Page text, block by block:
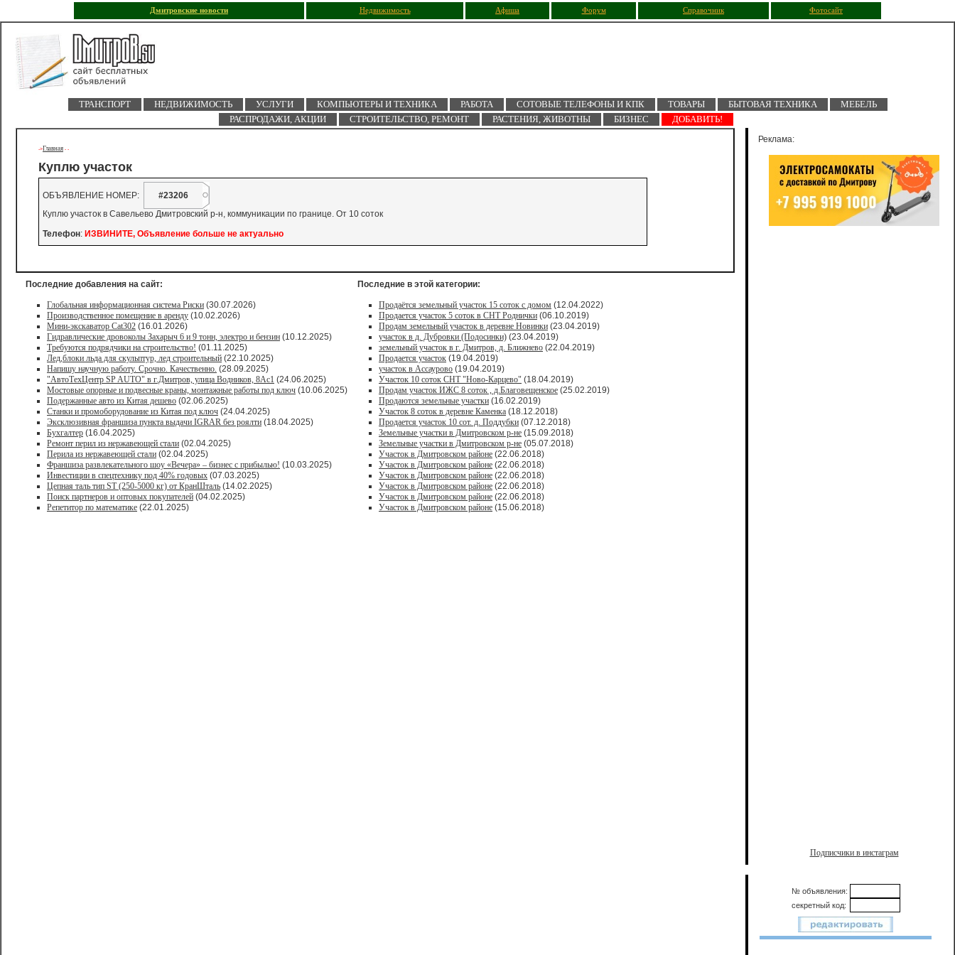
Дмитровские новости Недвижимость Афиша Форум Справочник Фотосайт
ТРАНСПОРТ НЕДВИЖИМОСТЬ УСЛУГИ КОМПЬЮТЕРЫ И ТЕХНИКА РАБОТА СОТОВЫЕ ТЕЛЕФОНЫ И КПК ТОВАРЫ БЫТОВАЯ ТЕХНИКА
МЕБЕЛЬ
РАСПРОДАЖИ, АКЦИИ
СТРОИТЕЛЬСТВО, РЕМОНТ РАСТЕНИЯ, ЖИВОТНЫ БИЗНЕС ДОБАВИТЬ!
->Главная - -
Куплю участок
ОБЪЯВЛЕНИЕ НОМЕР:
#23206
Куплю участок в Савельево Дмитровский р-н, коммуникации по границе. От 10 соток
Телефон: ИЗВИНИТЕ, Объявление больше не актуально
Последние добавления на сайт:
Глобальная информационная система Риски (30.07.2026)
Производственное помещение в аренду (10.02.2026)
Мини-экскаватор Cat302 (16.01.2026)
Гидравлические дровоколы Захарыч 6 и 9 тонн, электро и бензин (10.12.2025)
Требуются подрядчики на строительство! (01.11.2025)
Лед,блоки льда для скульптур, лед строительный (22.10.2025)
Напишу научную работу. Срочно. Качественно. (28.09.2025)
"АвтоТехЦентр SP AUTO" в г.Дмитров, улица Водников, 8Ас1 (24.06.2025)
Мостовые опорные и подвесные краны, монтажные работы под ключ (10.06.2025)
Подержанные авто из Китая дешево (02.06.2025)
Станки и промоборудование из Китая под ключ (24.04.2025)
Эксклюзивная франшиза пункта выдачи IGRAR без роялти (18.04.2025)
Бухгалтер (16.04.2025)
Ремонт перил из нержавеющей стали (02.04.2025)
Перила из нержавеющей стали (02.04.2025)
Франшиза развлекательного шоу «Вечера» – бизнес с прибылью! (10.03.2025)
Инвестиции в спецтехнику под 40% годовых (07.03.2025)
Цепная таль тип ST (250-5000 кг) от КранШталь (14.02.2025)
Поиск партнеров и оптовых покупателей (04.02.2025)
Репетитор по математике (22.01.2025)
Последние в этой категории:
Продаётся земельный участок 15 соток с домом (12.04.2022)
Продается участок 5 соток в СНТ Роднички (06.10.2019)
Продам земельный участок в деревне Новинки (23.04.2019)
участок в д. Дубровки (Подосинки) (23.04.2019)
земельный участок в г. Дмитров, д. Ближнево (22.04.2019)
Продается участок (19.04.2019)
участок в Ассаурово (19.04.2019)
Участок 10 соток СНТ "Ново-Карцево" (18.04.2019)
Продам участок ИЖС 8 соток , д.Благовещенское (25.02.2019)
Продаются земельные участки (16.02.2019)
Участок 8 соток в деревне Каменка (18.12.2018)
Продается участок 10 сот. д. Поддубки (07.12.2018)
Земельные участки в Дмитровском р-не (15.09.2018)
Земельные участки в Дмитровском р-не (05.07.2018)
Участок в Дмитровском районе (22.06.2018)
Участок в Дмитровском районе (22.06.2018)
Участок в Дмитровском районе (22.06.2018)
Участок в Дмитровском районе (22.06.2018)
Участок в Дмитровском районе (22.06.2018)
Участок в Дмитровском районе (15.06.2018)
Реклама:
Подписчики в инстаграм
№ объявления:
секретный код: